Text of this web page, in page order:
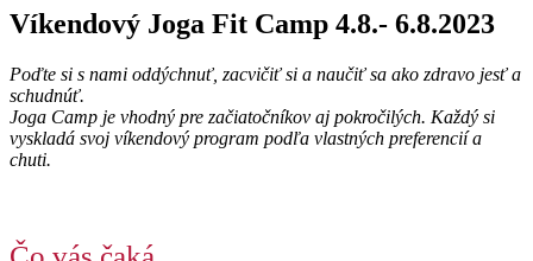
Víkendový Joga Fit Camp 4.8.- 6.8.2023
Poďte si s nami oddýchnuť, zacvičiť si a naučiť sa ako zdravo jesť a
schudnúť.
Joga Camp je vhodný pre začiatočníkov aj pokročilých. Každý si
vyskladá svoj víkendový program podľa vlastných preferencií a
chuti.